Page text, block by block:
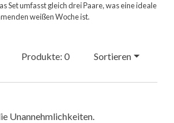
Set umfasst gleich drei Paare, was eine ideale
weißen Woche ist.
Produkte: 0 Sortieren
Unannehmlichkeiten.